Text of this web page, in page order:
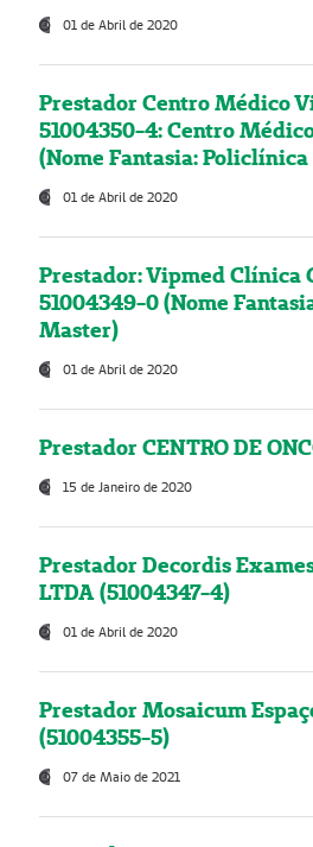
01 de Abril de 2020
Prestador Centro Médico
51004350-4: Centro
(Nome Fantasia:
01 de Abril de 2020
Prestador: Vipmed Clínica
51004349-0 (Nome
Master)
01 de Abril de 2020
Prestador CENTRO DE
15 de Janeiro de 2020
Prestador Decordis
LTDA (51004347-4)
01 de Abril de 2020
Prestador Mosaicum
(51004355-5)
07 de Maio de 2021